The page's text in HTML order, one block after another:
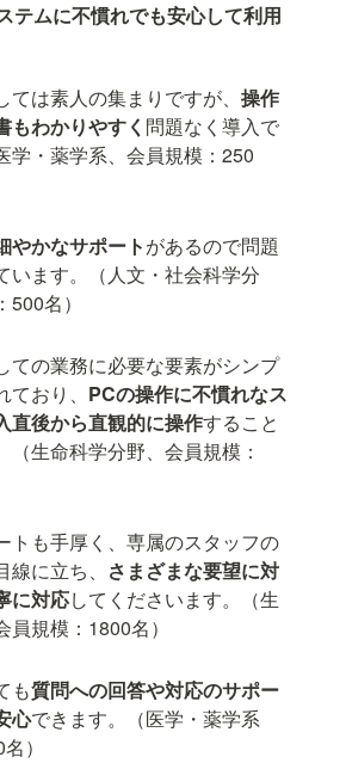
テムに不慣れでも安心して利用
は素人の集まりですが、 操作
もわかりやすく 問題なく導入で
学・薬学系、会員規模：250
やかなサポートがあるので問題
います。（人文・社会科学分
名）
ての業務に必要な要素がシンプ
おり、 PCの操作に不慣れなス
直後から直観的に操作すること
（生命科学分野、会員規模：
トも手厚く、専属のスタッフの
に立ち、 さまざまな要望に対
に対応してくださいます。（生
規模：1800名）
も質問への回答や対応のサポー
心できます。（医学・薬学系
）